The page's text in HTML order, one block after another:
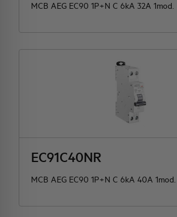
MCB AEG EC90 1P+N C 6kA 32A 1mod.
EC91C40NR
MCB AEG EC90 1P+N C 6kA 40A 1mod.